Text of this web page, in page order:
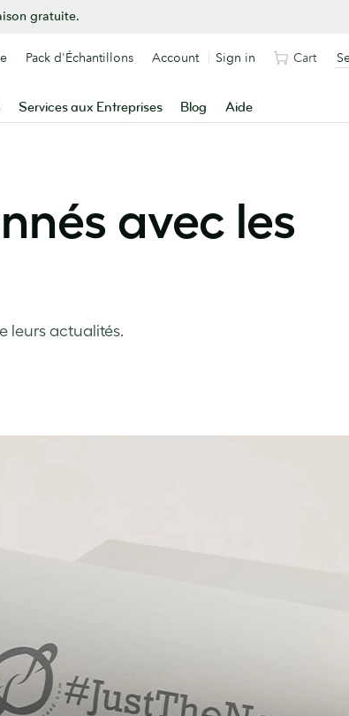
gratuite.
Services aux Entreprises Blog Aide
Pack d'Échantillons Account Sign in Cart
avec les
leurs actualités.